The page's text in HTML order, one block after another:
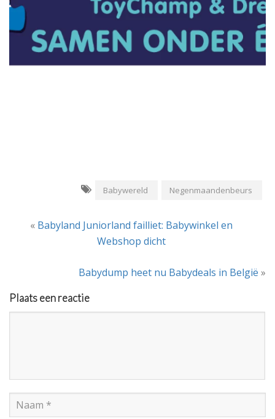
Babywereld Negenmaandenbeurs
« Babyland Juniorland failliet: Babywinkel en
Webshop dicht
Babydump heet nu Babydeals in België »
Plaats een reactie